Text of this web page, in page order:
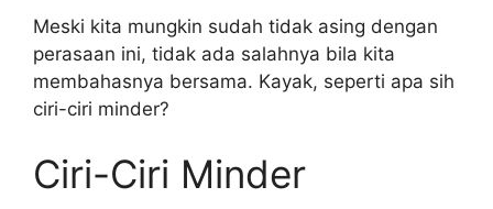
Meski kita mungkin sudah tidak asing dengan
perasaan ini, tidak ada salahnya bila kita
membahasnya bersama. Kayak, seperti apa sih
ciri-ciri minder?
Ciri-Ciri Minder